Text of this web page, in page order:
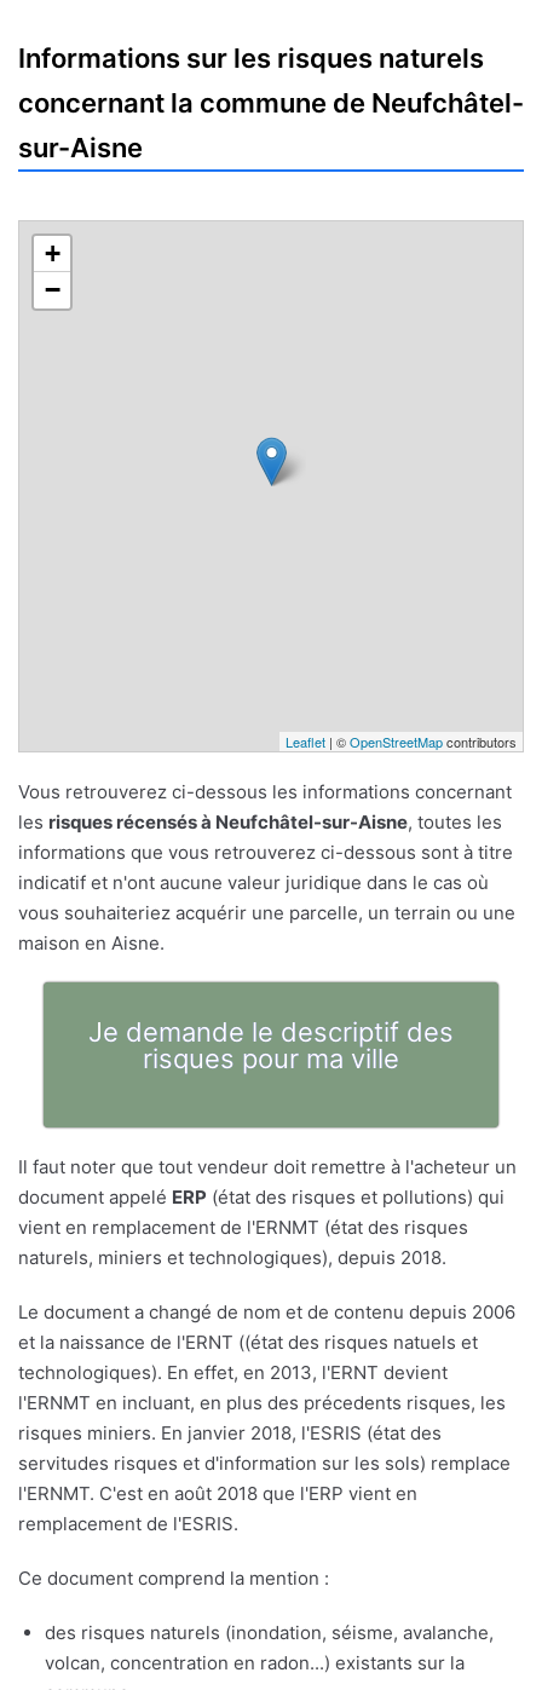
Informations sur les risques naturels
concernant la commune de Neufchâtel-
sur-Aisne
+
−
Leaflet | ©OpenStreetMapcontributors
Vous retrouverez ci-dessous les informations concernant
les risques récensés à Neufchâtel-sur-Aisne, toutes les
informations que vous retrouverez ci-dessous sont à titre
indicatif et n'ont aucune valeur juridique dans le cas où
vous souhaiteriez acquérir une parcelle, un terrain ou une
maison en Aisne.
Je demande le descriptif des
risques pour ma ville
Il faut noter que tout vendeur doit remettre à l'acheteur un
document appelé ERP (état des risques et pollutions) qui
vient en remplacement de l'ERNMT (état des risques
naturels, miniers et technologiques), depuis 2018.
Le document a changé de nom et de contenu depuis 2006
et la naissance de l'ERNT ((état des risques natuels et
technologiques). En effet, en 2013, l'ERNT devient
l'ERNMT en incluant, en plus des précedents risques, les
risques miniers. En janvier 2018, l'ESRIS (état des
servitudes risques et d'information sur les sols) remplace
l'ERNMT. C'est en août 2018 que l'ERP vient en
remplacement de l'ESRIS.
Ce document comprend la mention :
des risques naturels (inondation, séisme, avalanche,
volcan, concentration en radon...) existants sur la